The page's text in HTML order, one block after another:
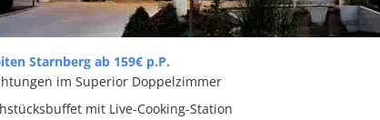
Starnberg ab 159€ p.P.
im Superior Doppelzimmer
mit Live-Cooking-Station